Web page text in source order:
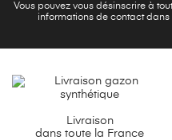
Vous pouvez vous désinscrire à
informations de contact
Livraison
dans toute la France